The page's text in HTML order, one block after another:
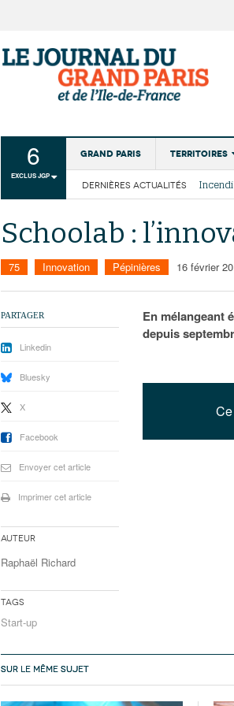
6
EXCLUS JGP
Grand Paris Territoires
Institutions
DERNIÈRES ACTUALITÉS
La
Schoolab :
75 Innovation Pépinières 16 février
En mélangeant
depuis
PARTAGER
Linkedin
Bluesky
X
Facebook
Envoyer cet article
Imprimer cet article
Auteur
Raphaël Richard
Tags
Start-up
SUR LE MÊME SUJET